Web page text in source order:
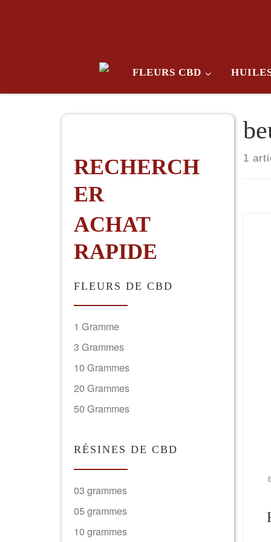
FLEURS CBD
1
RECHERCH
ER
ACHAT
RAPIDE
FLEURS DE CBD
1 Gramme
3 Grammes
10 Grammes
20 Grammes
50 Grammes
RÉSINES DE CBD
03 grammes
05 grammes
10 grammes